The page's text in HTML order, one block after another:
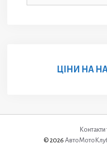
ЦІНИ НА
Контакти
© 2026